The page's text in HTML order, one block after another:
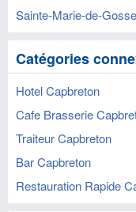
Sainte-Marie-de-Gosse
Catégories
Hotel Capbreton
Cafe Brasserie
Traiteur Capbreton
Bar Capbreton
Restauration Rapide